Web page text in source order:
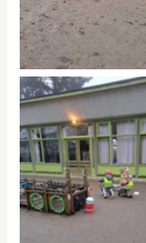
No Caption